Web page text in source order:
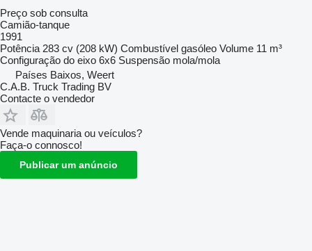
Preço sob consulta
Camião-tanque
1991
Potência 283 cv (208 kW) Combustível gasóleo Volume 11 m³
Configuração do eixo 6x6 Suspensão mola/mola
Países Baixos, Weert
C.A.B. Truck Trading BV
Contacte o vendedor
Vende maquinaria ou veículos?
Faça-o connosco!
Publicar um anúncio